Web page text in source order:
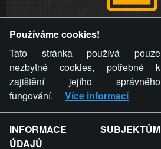
videa a komentáře. Osoba, které se
stránky týče, ani osoba, která
stránku, nemůže z důvodu odstranění
komentáře pro výše uvedenou
provozovateli stránky žádný nárok
nemajetkové újmy.
ZVRÁCENÝ.CZ - Svět není
Používáme cookies!
Tato stránka používá pouze
nezbytné cookies, potřebné k
zajištění jejího správného
fungování.
Více informací
INFORMACE SUBJEKTŮM
ÚDAJŮ